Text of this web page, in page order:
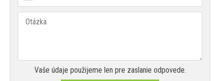
Vaše údaje použijeme len pre zaslanie odpovede.